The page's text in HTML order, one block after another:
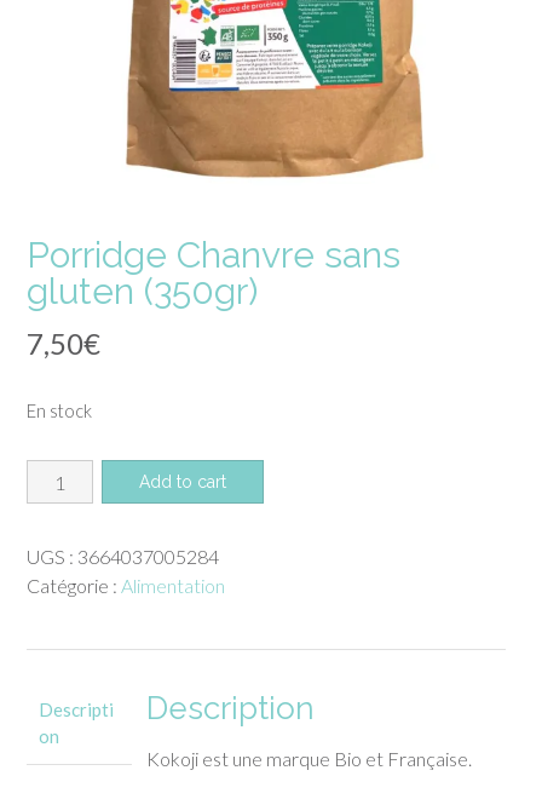
Porridge Chanvre sans
gluten (350gr)
7,50€
En stock
quantité
de
Chanvre
sans
(350gr)
Add to cart
UGS : 3664037005284
Catégorie : Alimentation
Descripti
on
Description
Kokoji est une marque Bio et Française.